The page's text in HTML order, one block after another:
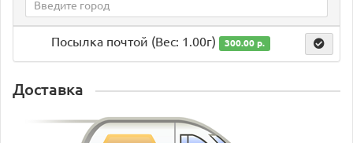
Посылка почтой (Вес: 1.00г) 300.00 р.
Доставка